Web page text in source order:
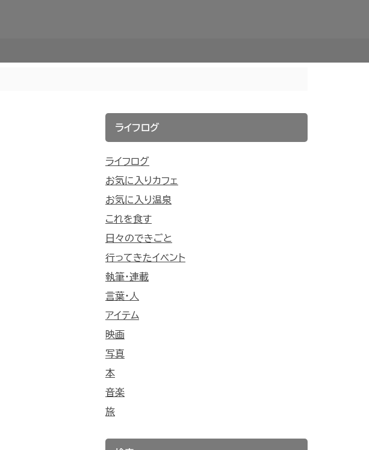
ライフログ
ライフログ
お気に入りカフェ
お気に入り温泉
これを食す
日々のできごと
行ってきたイベント
執筆・連載
言葉・人
アイテム
映画
写真
本
音楽
旅